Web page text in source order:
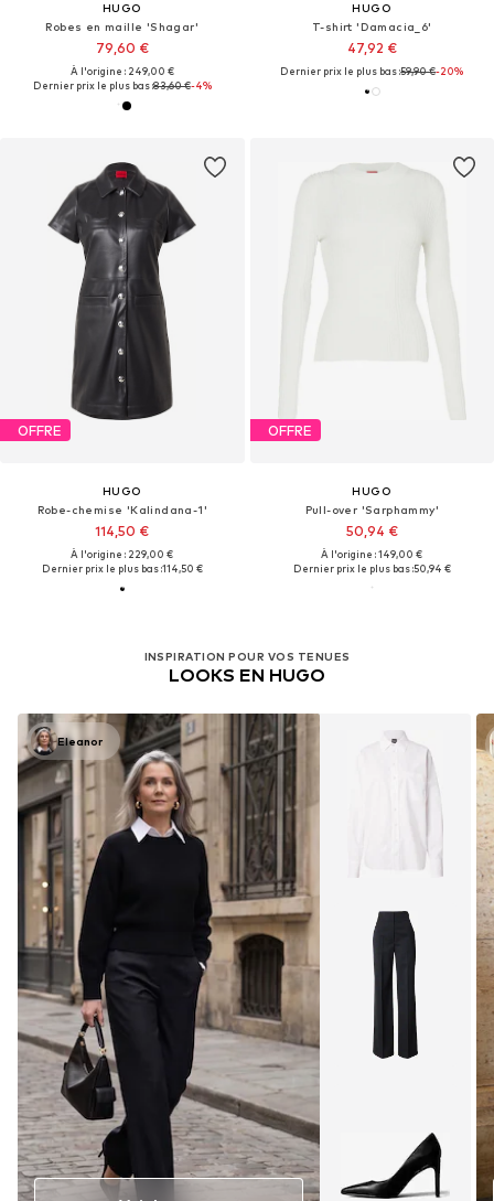
HUGO
Robes en maille 'Shagar'
79,60 €
À l'origine : 249,00 €
Dernier prix le plus bas :83,60 €-4%
HUGO
T-shirt 'Damacia_6'
47,92 €
Dernier prix le plus bas :59,90 €-20%
OFFRE
HUGO
Robe-chemise 'Kalindana-1'
114,50 €
À l'origine : 229,00 €
Dernier prix le plus bas :114,50 €
OFFRE
HUGO
Pull-over 'Sarphammy'
50,94 €
À l'origine : 149,00 €
Dernier prix le plus bas :50,94 €
INSPIRATION POUR VOS TENUES
LOOKS EN HUGO
Eleanor